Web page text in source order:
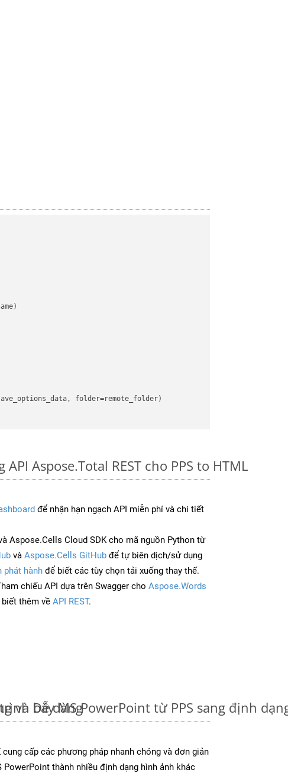
folder=remote_folder)
Aspose.Total REST cho PPS to HTML
để nhận hạn ngạch API miễn phí và chi tiết
Aspose.Cells Cloud SDK cho mã nguồn Python từ
và Aspose.Cells GitHub để tự biên dịch/sử dụng
phát hành để biết các tùy chọn tải xuống thay thế.
chiếu API dựa trên Swagger cho Aspose.Words
thêm về API REST.
và Dễ dàng
bày MS PowerPoint từ PPS sang định
cấp các phương pháp nhanh chóng và đơn giản
thành nhiều định dạng hình ảnh khác